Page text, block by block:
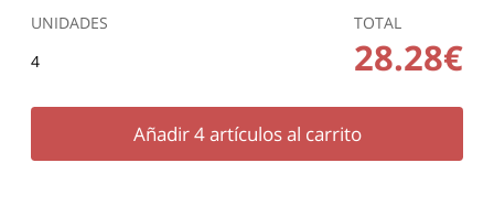
UNIDADES
4
TOTAL
28.28€
Añadir4artículos al carrito